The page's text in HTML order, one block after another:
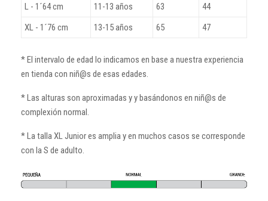
L - 1´64 cm
11-13 años 63
44
XL - 1´76 cm
13-15 años 65 47
* El intervalo de edad lo indicamos en base a nuestra experiencia
en tienda con niñ@s de esas edades.
* Las alturas son aproximadas y y basándonos en niñ@s de
complexión normal.
* La talla XL Junior es amplia y en muchos casos se corresponde
con la S de adulto.